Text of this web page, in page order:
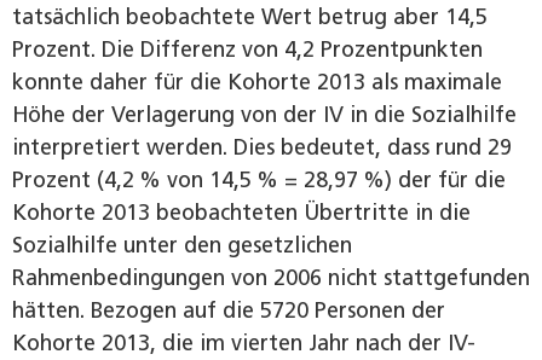
tatsächlich beobachtete Wert betrug aber 14,5
Prozent. Die Differenz von 4,2 Prozentpunkten
konnte daher für die Kohorte 2013 als maximale
Höhe der Verlagerung von der IV in die Sozialhilfe
interpretiert werden. Dies bedeutet, dass rund 29
Prozent (4,2 % von 14,5 % = 28,97 %) der für die
Kohorte 2013 beobachteten Übertritte in die
Sozialhilfe unter den gesetzlichen
Rahmenbedingungen von 2006 nicht stattgefunden
hätten. Bezogen auf die 5720 Personen der
Kohorte 2013, die im vierten Jahr nach der IV-